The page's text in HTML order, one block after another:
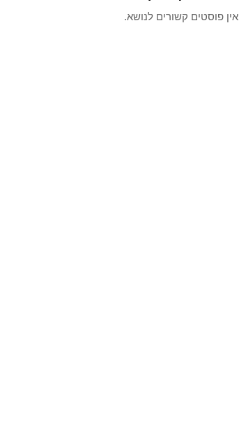
אין פוסטים קשורים לנושא.